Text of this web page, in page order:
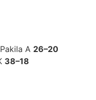
A 26–20
38–18